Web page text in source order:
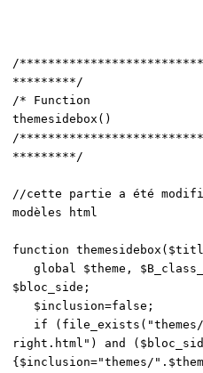
/
*********/
/* Function
/
*********/
//cette partie a été
modèles html
function
global $theme,
$bloc_side;
$inclusion=false;
if (file_exists("themes/
right.html") and
{$inclusion="themes/